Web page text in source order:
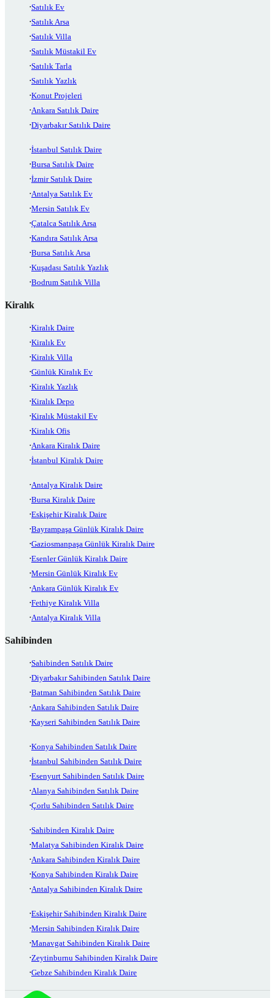
Satılık Ev
Satılık Arsa
Satılık Villa
Satılık Müstakil Ev
Satılık Tarla
Satılık Yazlık
Konut Projeleri
Ankara Satılık Daire
Diyarbakır Satılık Daire
İstanbul Satılık Daire
Bursa Satılık Daire
İzmir Satılık Daire
Antalya Satılık Ev
Mersin Satılık Ev
Çatalca Satılık Arsa
Kandıra Satılık Arsa
Bursa Satılık Arsa
Kuşadası Satılık Yazlık
Bodrum Satılık Villa
Kiralık
Kiralık Daire
Kiralık Ev
Kiralık Villa
Günlük Kiralık Ev
Kiralık Yazlık
Kiralık Depo
Kiralık Müstakil Ev
Kiralık Ofis
Ankara Kiralık Daire
İstanbul Kiralık Daire
Antalya Kiralık Daire
Bursa Kiralık Daire
Eskişehir Kiralık Daire
Bayrampaşa Günlük Kiralık Daire
Gaziosmanpaşa Günlük Kiralık Daire
Esenler Günlük Kiralık Daire
Mersin Günlük Kiralık Ev
Ankara Günlük Kiralık Ev
Fethiye Kiralık Villa
Antalya Kiralık Villa
Sahibinden
Sahibinden Satılık Daire
Diyarbakır Sahibinden Satılık Daire
Batman Sahibinden Satılık Daire
Ankara Sahibinden Satılık Daire
Kayseri Sahibinden Satılık Daire
Konya Sahibinden Satılık Daire
İstanbul Sahibinden Satılık Daire
Esenyurt Sahibinden Satılık Daire
Alanya Sahibinden Satılık Daire
Çorlu Sahibinden Satılık Daire
Sahibinden Kiralık Daire
Malatya Sahibinden Kiralık Daire
Ankara Sahibinden Kiralık Daire
Konya Sahibinden Kiralık Daire
Antalya Sahibinden Kiralık Daire
Eskişehir Sahibinden Kiralık Daire
Mersin Sahibinden Kiralık Daire
Manavgat Sahibinden Kiralık Daire
Zeytinburnu Sahibinden Kiralık Daire
Gebze Sahibinden Kiralık Daire